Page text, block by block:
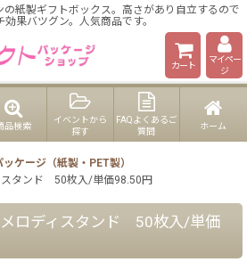
紙製ギフトボックス。高さがあり自立するので
効果バツグン。人気商品です。
カート
マイペー
ジ
品検索
イベントから
探す
FAQよくあるご
質問
ホーム
ケージ（紙製・PET製）
タンド 50枚入/単価98.50円
ロディスタンド 50枚入/単価